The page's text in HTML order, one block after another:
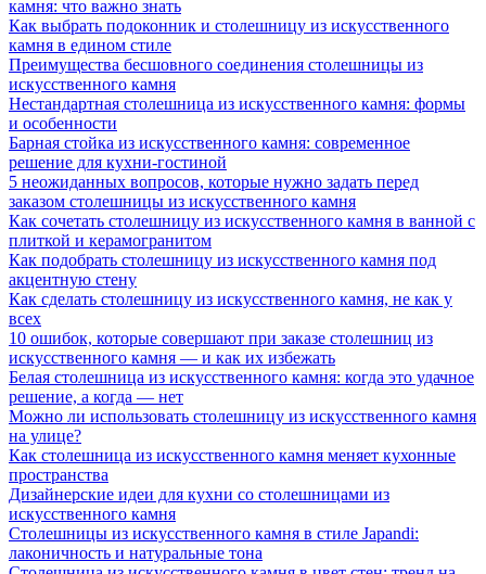
камня: что важно знать
Как выбрать подоконник и столешницу из искусственного
камня в едином стиле
Преимущества бесшовного соединения столешницы из
искусственного камня
Нестандартная столешница из искусственного камня: формы
и особенности
Барная стойка из искусственного камня: современное
решение для кухни-гостиной
5 неожиданных вопросов, которые нужно задать перед
заказом столешницы из искусственного камня
Как сочетать столешницу из искусственного камня в ванной с
плиткой и керамогранитом
Как подобрать столешницу из искусственного камня под
акцентную стену
Как сделать столешницу из искусственного камня, не как у
всех
10 ошибок, которые совершают при заказе столешниц из
искусственного камня — и как их избежать
Белая столешница из искусственного камня: когда это удачное
решение, а когда — нет
Можно ли использовать столешницу из искусственного камня
на улице?
Как столешница из искусственного камня меняет кухонные
пространства
Дизайнерские идеи для кухни со столешницами из
искусственного камня
Столешницы из искусственного камня в стиле Japandi:
лаконичность и натуральные тона